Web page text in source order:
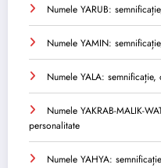
Numele YARUB:
Numele YAMIN:
Numele YALA:
Numele YAKRAB-MALIK-
personalitate
Numele YAHYA: